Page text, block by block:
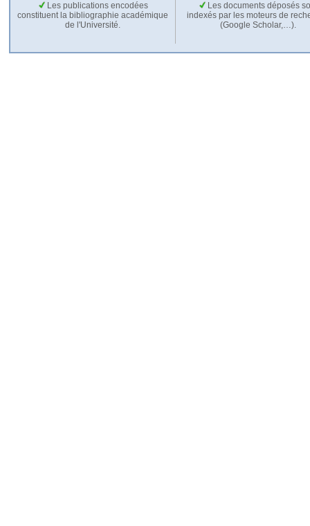
Les publications encodées
constituent la bibliographie académique
de l'Université.
Les documents déposés
indexés par les moteurs de
(Google Scholar,…).